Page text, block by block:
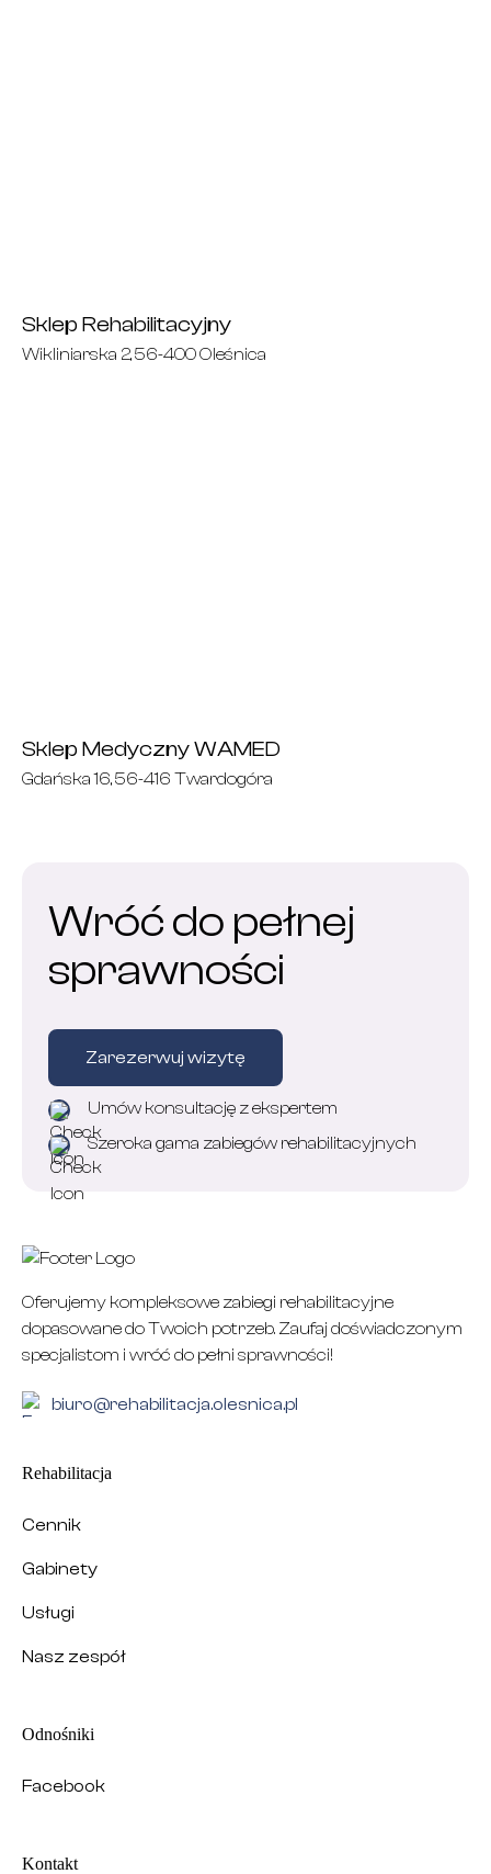
Sklep Rehabilitacyjny
Wikliniarska 2, 56-400 Oleśnica
Sklep Medyczny WAMED
Gdańska 16, 56-416 Twardogóra
Wróć do pełnej
sprawności
Zarezerwuj wizytę
Umów konsultację z ekspertem
Szeroka gama zabiegów rehabilitacyjnych
Oferujemy kompleksowe zabiegi rehabilitacyjne
dopasowane do Twoich potrzeb. Zaufaj doświadczonym
specjalistom i wróć do pełni sprawności!
biuro@rehabilitacja.olesnica.pl
Rehabilitacja
Cennik
Gabinety
Usługi
Nasz zespół
Odnośniki
Facebook
Kontakt